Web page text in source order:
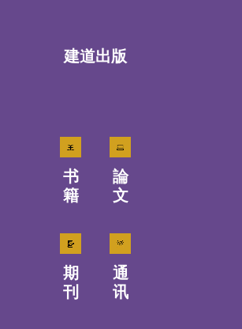
建道出版
书
籍
論
文
期
刊
通
讯